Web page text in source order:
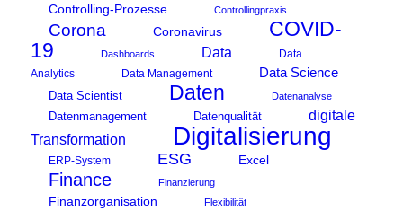
Controlling-Prozesse Controllingpraxis
Corona Coronavirus
COVID-
19
Dashboards Data
Data
Analytics
Data Management Data Science
Data Scientist Daten Datenanalyse
Datenmanagement Datenqualität
digitale
Transformation
Digitalisierung
ERP-System ESG Excel
Finance Finanzierung
Finanzorganisation Flexibilität